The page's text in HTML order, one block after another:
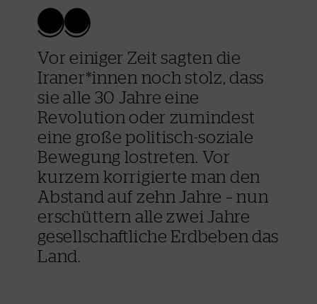
Vor einiger Zeit sagten die
Iraner*innen noch stolz, dass
sie alle 30 Jahre eine
Revolution oder zumindest
eine große politisch-soziale
Bewegung lostreten. Vor
kurzem korrigierte man den
Abstand auf zehn Jahre – nun
erschüttern alle zwei Jahre
gesellschaftliche Erdbeben das
Land.